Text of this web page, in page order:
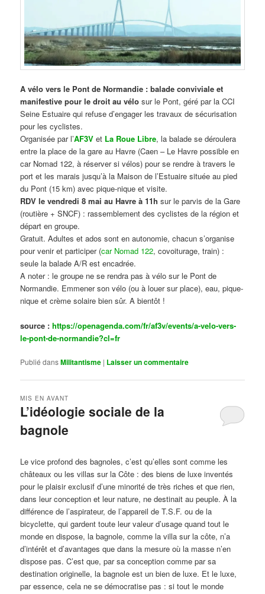
A vélo vers le Pont de Normandie : balade conviviale et
manifestive pour le droit au vélo sur le Pont, géré par la CCI
Seine Estuaire qui refuse d’engager les travaux de sécurisation
pour les cyclistes.
Organisée par l’AF3V et La Roue Libre, la balade se déroulera
entre la place de la gare au Havre (Caen – Le Havre possible en
car Nomad 122, à réserver si vélos) pour se rendre à travers le
port et les marais jusqu’à la Maison de l’Estuaire située au pied
du Pont (15 km) avec pique-nique et visite.
RDV le vendredi 8 mai au Havre à 11h sur le parvis de la Gare
(routière + SNCF) : rassemblement des cyclistes de la région et
départ en groupe.
Gratuit. Adultes et ados sont en autonomie, chacun s’organise
pour venir et participer (car Nomad 122, covoiturage, train) :
seule la balade A/R est encadrée.
A noter : le groupe ne se rendra pas à vélo sur le Pont de
Normandie. Emmener son vélo (ou à louer sur place), eau, pique-
nique et crème solaire bien sûr. A bientôt !
source :https://openagenda.com/fr/af3v/events/a-velo-vers-
le-pont-de-normandie?cl=fr
Publié dansMilitantisme | Laisser un commentaire
L’idéologie sociale de la
bagnole
MIS EN AVANT
Le vice profond des bagnoles, c’est qu’elles sont comme les
châteaux ou les villas sur la Côte : des biens de luxe inventés
pour le plaisir exclusif d’une minorité de très riches et que rien,
dans leur conception et leur nature, ne destinait au peuple. À la
différence de l’aspirateur, de l’appareil de T.S.F. ou de la
bicyclette, qui gardent toute leur valeur d’usage quand tout le
monde en dispose, la bagnole, comme la villa sur la côte, n’a
d’intérêt et d’avantages que dans la mesure où la masse n’en
dispose pas. C’est que, par sa conception comme par sa
destination originelle, la bagnole est un bien de luxe. Et le luxe,
par essence, cela ne se démocratise pas : si tout le monde